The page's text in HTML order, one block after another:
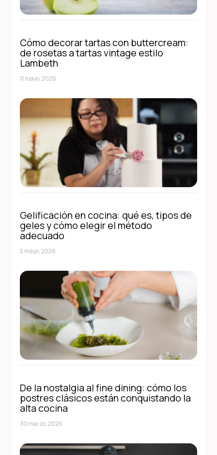
Cómo decorar tartas con buttercream:
de rosetas a tartas vintage estilo
Lambeth
11 mayo, 2026
Gelificación en cocina: qué es, tipos de
geles y cómo elegir el método
adecuado
5 mayo, 2026
De la nostalgia al fine dining: cómo los
postres clásicos están conquistando la
alta cocina
30 marzo, 2026